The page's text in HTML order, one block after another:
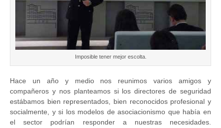
Imposible tener mejor escolta.
Hace un año y medio nos reunimos varios amigos y
compañeros y nos planteamos si los directores de seguridad
estábamos bien representados, bien reconocidos profesional y
socialmente, y si los modelos de asociacionismo que había en
el sector podrían responder a nuestras necesidades.